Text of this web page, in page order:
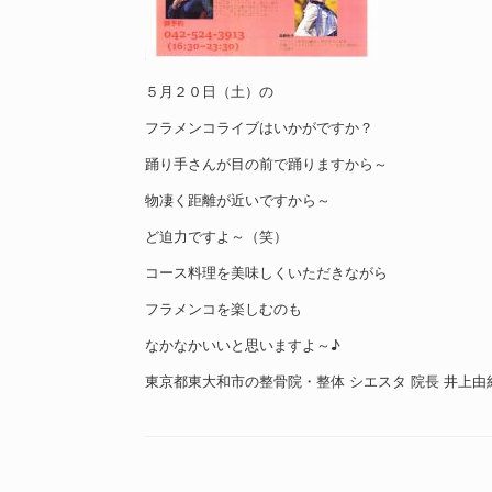
５月２０日（土）の
フラメンコライブはいかがですか？
踊り手さんが目の前で踊りますから～
物凄く距離が近いですから～
ど迫力ですよ～（笑）
コース料理を美味しくいただきながら
フラメンコを楽しむのも
なかなかいいと思いますよ～♪
東京都東大和市の整骨院・整体 シエスタ 院長 井上由